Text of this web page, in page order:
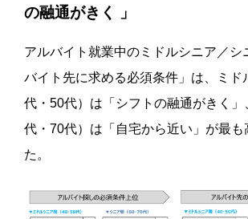
の融通がきく 」
アルバイト就業中のミドルシニア／シ
バイト先に求める必須条件」は、ミド
代・50代）は「シフトの融通がきく
代・70代）は「自宅から近い」が最も
た。